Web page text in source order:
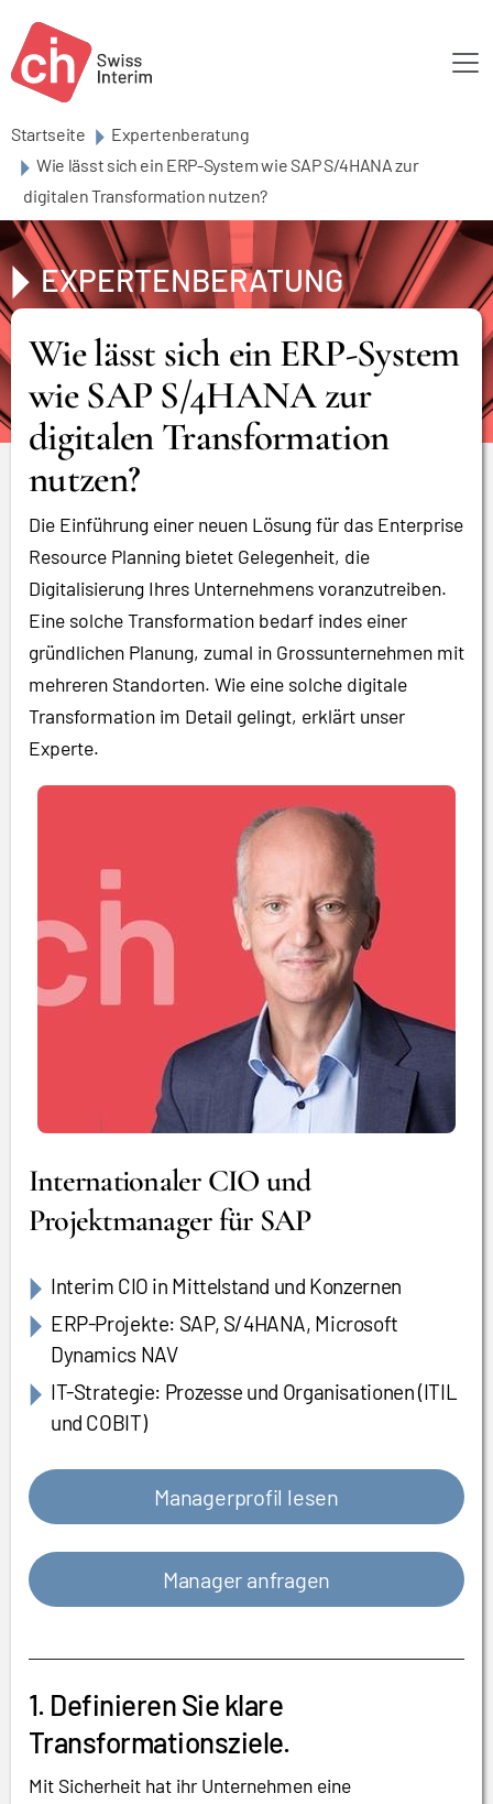
Startseite
Expertenberatung
Wie lässt sich ein ERP-System wie SAP S/4HANA zur
digitalen Transformation nutzen?
EXPERTENBERATUNG
Wie lässt sich ein ERP-System
wie SAP S/4HANA zur
digitalen Transformation
nutzen?
Die Einführung einer neuen Lösung für das Enterprise
Resource Planning bietet Gelegenheit, die
Digitalisierung Ihres Unternehmens voranzutreiben.
Eine solche Transformation bedarf indes einer
gründlichen Planung, zumal in Grossunternehmen mit
mehreren Standorten. Wie eine solche digitale
Transformation im Detail gelingt, erklärt unser
Experte.
Internationaler CIO und
Projektmanager für SAP
Interim CIO in Mittelstand und Konzernen
ERP-Projekte: SAP, S/4HANA, Microsoft
Dynamics NAV
IT-Strategie: Prozesse und Organisationen (ITIL
und COBIT)
Managerprofil lesen
Manager anfragen
1. Definieren Sie klare
Transformationsziele.
Mit Sicherheit hat ihr Unternehmen eine